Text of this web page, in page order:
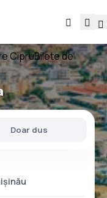
CipruBilete de
Doar dus